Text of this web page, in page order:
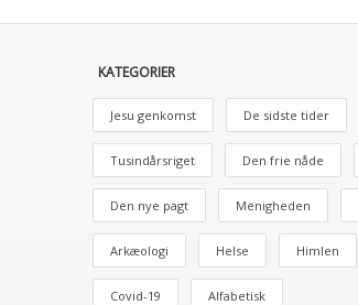
KATEGORIER
Jesu genkomst De sidste tider
Tusindårsriget Den frie nåde
Den nye pagt Menigheden
Arkæologi Helse Himlen
Covid-19 Alfabetisk